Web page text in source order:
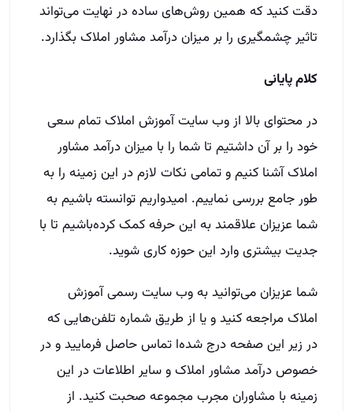
دقت کنید که همین روش‌های ساده در نهایت می‌تواند
تاثیر چشمگیری را بر میزان در‌آمد مشاور املاک بگذارد.
کلام پایانی
در محتوای بالا از وب سایت آموزش املاک تمام سعی
خود را بر آن داشتیم تا شما را با میزان درآمد مشاور
املاک آشنا کنیم و تمامی نکات لازم در این زمینه را به
طور جامع بررسی نماییم. امیدواریم توانسته‌ باشیم به
شما عزیزان علاقمند به این حرفه کمک کرده‌باشیم تا با
جدیت بیشتری وارد این حوزه کاری شوید.
شما عزیزان می‌توانید به وب سایت رسمی آموزش
املاک مراجعه کنید و یا از طریق شماره تلفن‌هایی که
در زیر این صفحه درج شده‌ا تماس حاصل فرمایید و در
خصوص درآمد مشاور املاک و سایر اطلاعات در این
زمینه با مشاوران مجرب مجموعه صحبت کنید. از